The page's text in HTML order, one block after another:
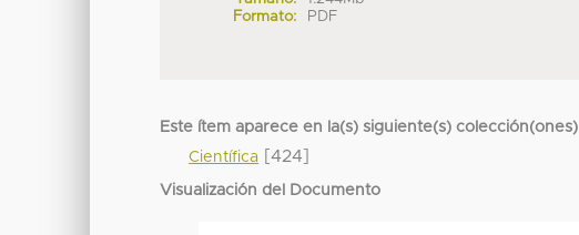
Formato:
PDF
Este ítem aparece en la(s) siguiente(s) colección(ones)
Científica [424]
Visualización del Documento